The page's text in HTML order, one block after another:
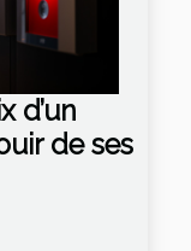
d’un
de ses